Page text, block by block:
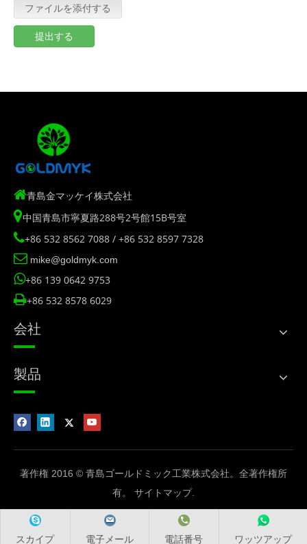
ファイルを添付する
提出する
青島金マッケイ株式会社
中国青島市寧夏路288号2号館15B号室
+86 532 8562 7088 / +86 532 8597 7328
 mike@goldmyk.com
+86 139 0642 9753
+86 532 8578 6029
スカイプ 電子メール 電話番号 ワッツアップ
会社
製品
著作権 2016 © 青島ゴールドミック工業株式会社。全著作権所
有。 サイトマップ.